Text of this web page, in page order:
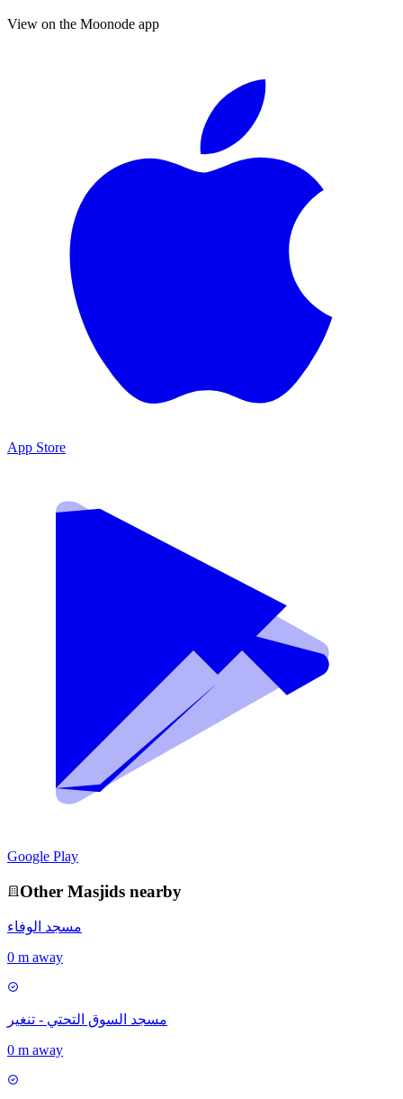
View on the Moonode app
App Store
Google Play
Other Masjids nearby
مسجد الوفاء
0 m away
مسجد السوق التحتي - تنغير
0 m away